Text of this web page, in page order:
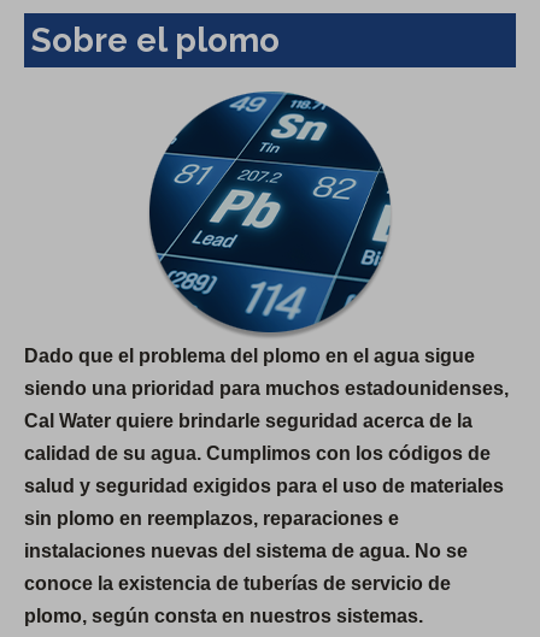
Sobre el plomo
Dado que el problema del plomo en el agua sigue
siendo una prioridad para muchos estadounidenses,
Cal Water quiere brindarle seguridad acerca de la
calidad de su agua. Cumplimos con los códigos de
salud y seguridad exigidos para el uso de materiales
sin plomo en reemplazos, reparaciones e
instalaciones nuevas del sistema de agua. No se
conoce la existencia de tuberías de servicio de
plomo, según consta en nuestros sistemas.